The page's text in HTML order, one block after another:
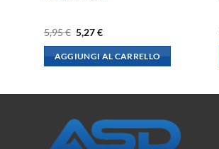
5,95€ Il
prezzo
originale
era:
5,27€Il
attuale
è:
AGGIUNGI AL CARRELLO